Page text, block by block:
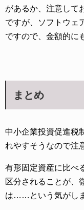
があるか、注意し
ですが、ソフトウェ
ですので、金額的に
まとめ
中小企業投資促進税
れやすそうなので注
有形固定資産に比べ
区分されることが、
は……という気がしま